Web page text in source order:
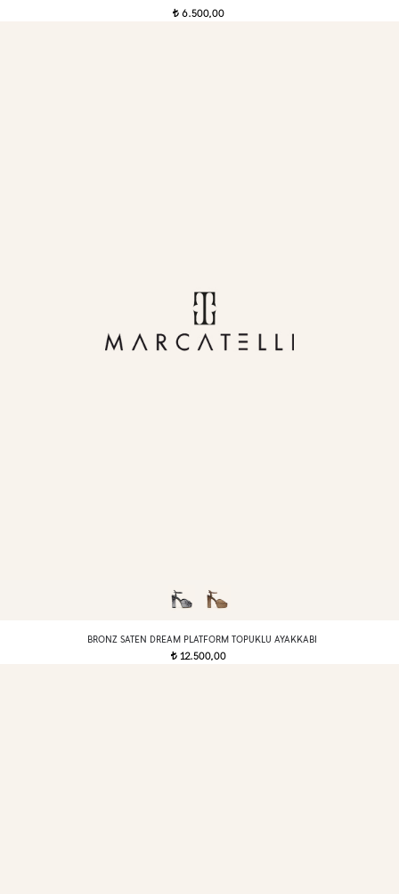
t 6.500,00
BRONZ SATEN DREAM PLATFORM TOPUKLU AYAKKABI
t 12.500,00